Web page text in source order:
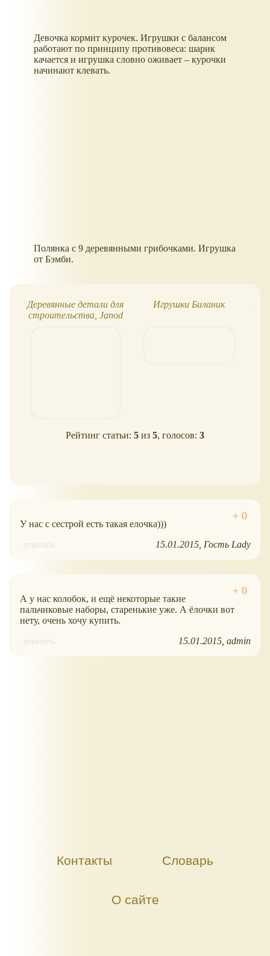
Девочка кормит курочек. Игрушки с балансом
работают по принципу противовеса: шарик
качается и игрушка словно оживает – курочки
начинают клевать.
Полянка с 9 деревянными грибочками. Игрушка
от Бэмби.
Деревянные детали для
строительства, Janod
Игрушки Биланик
Рейтинг статьи: 5 из 5, голосов: 3
У нас с сестрой есть такая елочка)))
ответить 15.01.2015 Гость Lady
А у нас колобок, и ещё некоторые такие
пальчиковые наборы, старенькие уже. А ёлочки вот
нету, очень хочу купить.
ответить 15.01.2015 admin
Контакты Словарь
О сайте